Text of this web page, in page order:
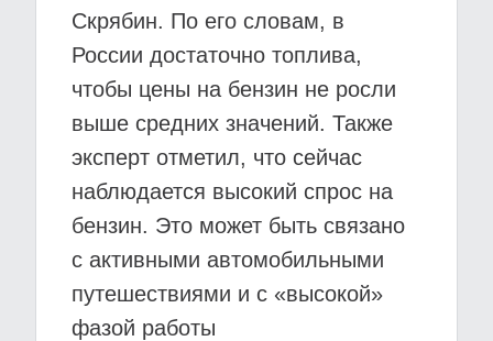
Скрябин. По его словам, в
России достаточно топлива,
чтобы цены на бензин не росли
выше средних значений. Также
эксперт отметил, что сейчас
наблюдается высокий спрос на
бензин. Это может быть связано
с активными автомобильными
путешествиями и с «высокой»
фазой работы